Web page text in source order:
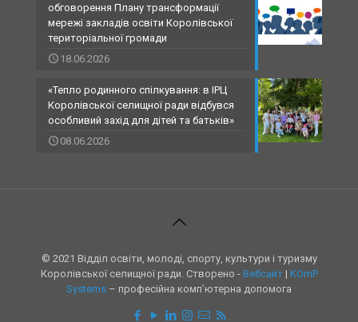
обговорення Плану трансформації
мережі закладів освіти Королівської
територіальної громади
18.06.2026
«Тепло родинного спілкування: в ІРЦ
Королівської селищної ради відбувся
особливий захід для дітей та батьків»
08.06.2026
© 2021 Відділ освіти, молоді, спорту, культури і туризму
Королівської селищної ради. Створено - Вебсайт| KOmP
Systems – професійна комп’ютерна допомога